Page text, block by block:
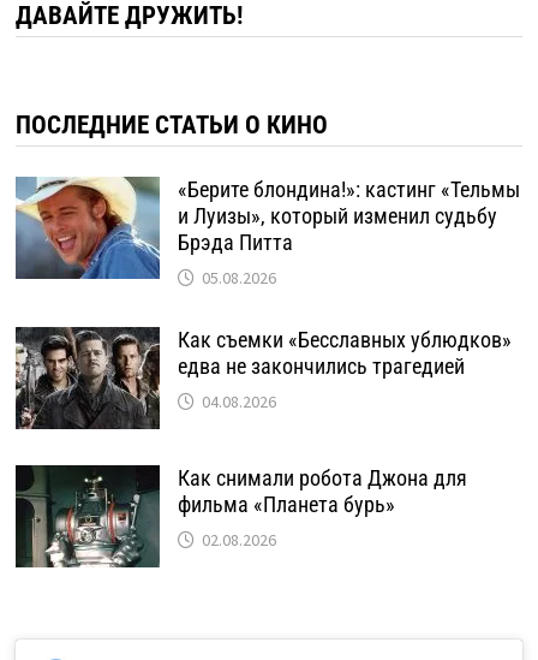
ДАВАЙТЕ ДРУЖИТЬ!
ПОСЛЕДНИЕ СТАТЬИ О КИНО
«Берите блондина!»: кастинг «Тельмы
и Луизы», который изменил судьбу
Брэда Питта
05.08.2026
Как съемки «Бесславных ублюдков»
едва не закончились трагедией
04.08.2026
Как снимали робота Джона для
фильма «Планета бурь»
02.08.2026